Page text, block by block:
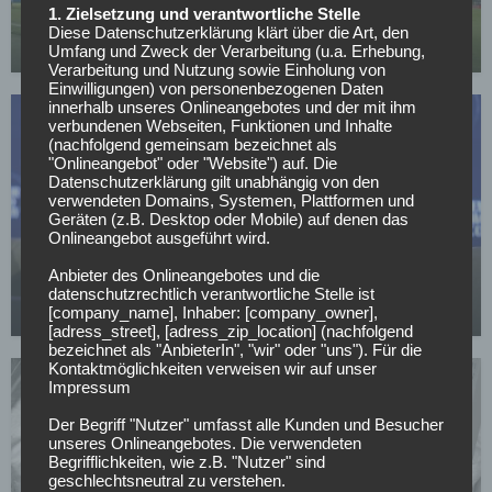
Hoffnung
12.05.2026
WELTMEISTERSCHAFT
drastisch!
29.04.2026
NATIONALMANNSCHAFT
1. Zielsetzung und verantwortliche Stelle
Diese Datenschutzerklärung klärt über die Art, den
Umfang und Zweck der Verarbeitung (u.a. Erhebung,
Verarbeitung und Nutzung sowie Einholung von
Einwilligungen) von personenbezogenen Daten
innerhalb unseres Onlineangebotes und der mit ihm
verbundenen Webseiten, Funktionen und Inhalte
(nachfolgend gemeinsam bezeichnet als
"Onlineangebot" oder "Website") auf. Die
Datenschutzerklärung gilt unabhängig von den
verwendeten Domains, Systemen, Plattformen und
Geräten (z.B. Desktop oder Mobile) auf denen das
Onlineangebot ausgeführt wird.
Anbieter des Onlineangebotes und die
datenschutzrechtlich verantwortliche Stelle ist
[company_name], Inhaber: [company_owner],
[adress_street], [adress_zip_location] (nachfolgend
bezeichnet als "AnbieterIn", "wir" oder "uns"). Für die
Kontaktmöglichkeiten verweisen wir auf unser
Impressum
Der Begriff "Nutzer" umfasst alle Kunden und Besucher
unseres Onlineangebotes. Die verwendeten
Begrifflichkeiten, wie z.B. "Nutzer" sind
geschlechtsneutral zu verstehen.